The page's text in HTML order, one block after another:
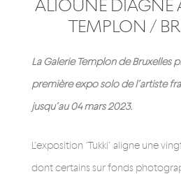
ALIOUNE DIAGNE
TEMPLON /
La Galerie Templon de Bruxelles
première expo solo de l’artiste
jusqu’au 04 mars 2023.
L’exposition ‘Tukki’ aligne une
dont certains sur fonds